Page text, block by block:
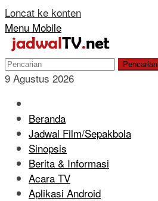
Loncat ke konten
Menu Mobile
Pencarian
9 Agustus 2026
Beranda
Jadwal Film/Sepakbola
Sinopsis
Berita & Informasi
Acara TV
Aplikasi Android